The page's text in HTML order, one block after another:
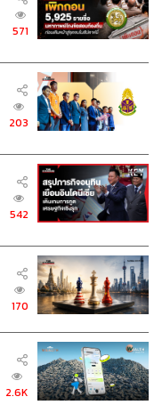
571
203
542
170
2.6K